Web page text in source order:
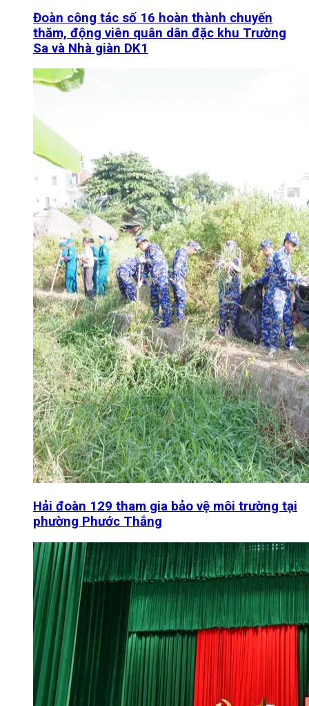
Đoàn công tác số 16 hoàn thành chuyến
thăm, động viên quân dân đặc khu Trường
Sa và Nhà giàn DK1
Hải đoàn 129 tham gia bảo vệ môi trường tại
phường Phước Thắng